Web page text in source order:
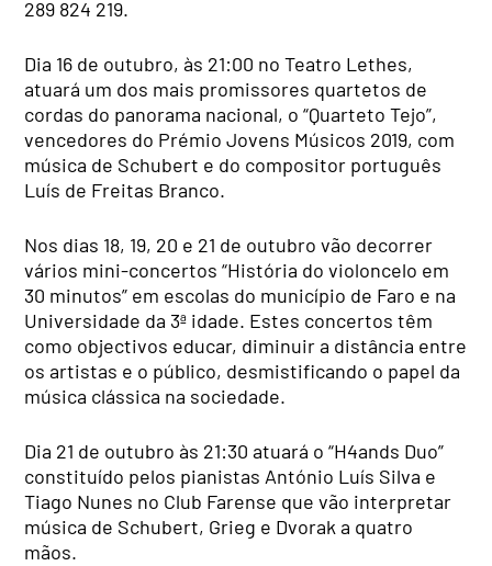
289 824 219.
Dia 16 de outubro, às 21:00 no Teatro Lethes,
atuará um dos mais promissores quartetos de
cordas do panorama nacional, o “Quarteto Tejo”,
vencedores do Prémio Jovens Músicos 2019, com
música de Schubert e do compositor português
Luís de Freitas Branco.
Nos dias 18, 19, 20 e 21 de outubro vão decorrer
vários mini-concertos “História do violoncelo em
30 minutos” em escolas do município de Faro e na
Universidade da 3ª idade. Estes concertos têm
como objectivos educar, diminuir a distância entre
os artistas e o público, desmistificando o papel da
música clássica na sociedade.
Dia 21 de outubro às 21:30 atuará o “H4ands Duo”
constituído pelos pianistas António Luís Silva e
Tiago Nunes no Club Farense que vão interpretar
música de Schubert, Grieg e Dvorak a quatro
mãos.